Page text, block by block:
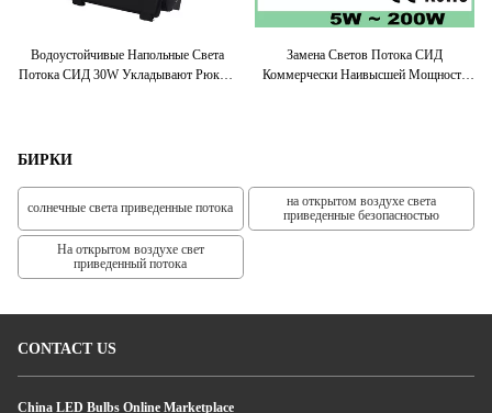
Водоустойчивые Напольные Света
Потока СИД 30W Укладывают Рюкзак
Замена Светов Потока СИД
Коммерчески Наивысшей Мощности
БИРКИ
солнечные света приведенные потока
на открытом воздухе света
приведенные безопасностью
На открытом воздухе свет
приведенный потока
CONTACT US
China LED Bulbs Online Marketplace